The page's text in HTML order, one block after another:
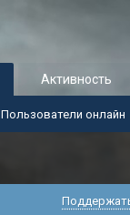
Пользователи онлайн
Активность